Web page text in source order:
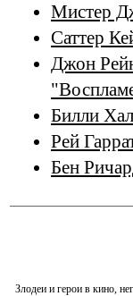
Мистер
Саттер
Джон
Билли
Рей
Бен
Злодеи и герои в кино,